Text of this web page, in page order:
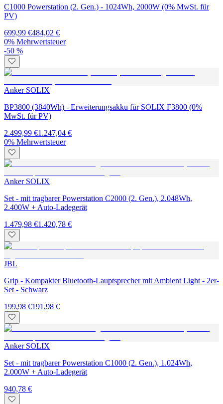
C1000 Powerstation (2. Gen.) - 1024Wh, 2000W (0% MwSt. für
PV)
699,99 €484,02 €
0% Mehrwertsteuer
-50 %
Anker SOLIX
BP3800 (3840Wh) - Erweiterungsakku für SOLIX F3800 (0%
MwSt. für PV)
2.499,99 €1.247,04 €
0% Mehrwertsteuer
Anker SOLIX
Set - mit tragbarer Powerstation C2000 (2. Gen.), 2.048Wh,
2.400W + Auto-Ladegerät
1.479,98 €1.420,78 €
JBL
Grip - Kompakter Bluetooth-Lauptsprecher mit Ambient Light - 2er-
Set - Schwarz
199,98 €191,98 €
Anker SOLIX
Set - mit tragbarer Powerstation C1000 (2. Gen.), 1.024Wh,
2.000W + Auto-Ladegerät
940,78 €